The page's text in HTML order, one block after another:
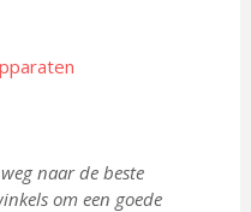
naar de beste
om een goede